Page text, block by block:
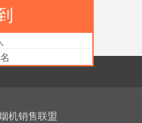
机销售联盟